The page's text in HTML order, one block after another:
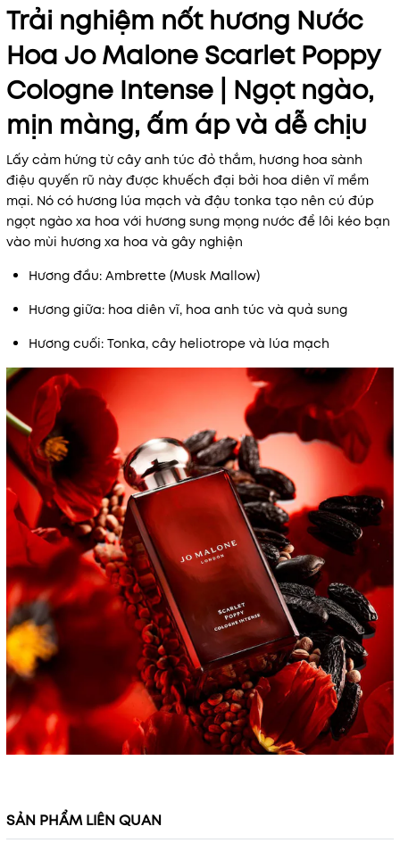
Trải nghiệm nốt hương Nước
Hoa Jo Malone Scarlet Poppy
Cologne Intense | Ngọt ngào,
mịn màng, ấm áp và dễ chịu
Lấy cảm hứng từ cây anh túc đỏ thắm, hương hoa sành
điệu quyến rũ này được khuếch đại bởi hoa diên vĩ mềm
mại. Nó có hương lúa mạch và đậu tonka tạo nên cú đúp
ngọt ngào xa hoa với hương sung mọng nước để lôi kéo bạn
vào mùi hương xa hoa và gây nghiện
Hương đầu: Ambrette (Musk Mallow)
Hương giữa: hoa diên vĩ, hoa anh túc và quả sung
Hương cuối: Tonka, cây heliotrope và lúa mạch
SẢN PHẨM LIÊN QUAN